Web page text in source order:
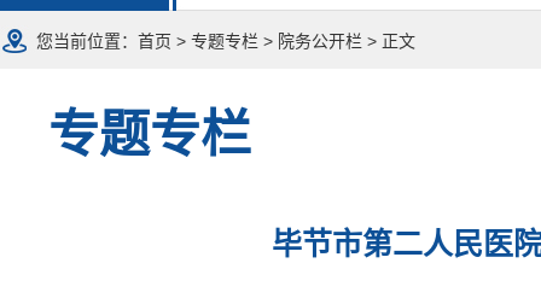
您当前位置： 首页 > 专题专栏 > 院务公开栏 > 正文
专题专栏
毕节市第二人民医